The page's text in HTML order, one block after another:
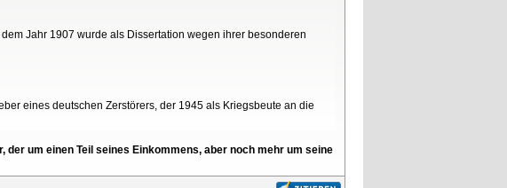
Jahr 1907 wurde als Dissertation wegen ihrer besonderen
eines deutschen Zerstörers, der 1945 als Kriegsbeute an die
um einen Teil seines Einkommens, aber noch mehr um seine